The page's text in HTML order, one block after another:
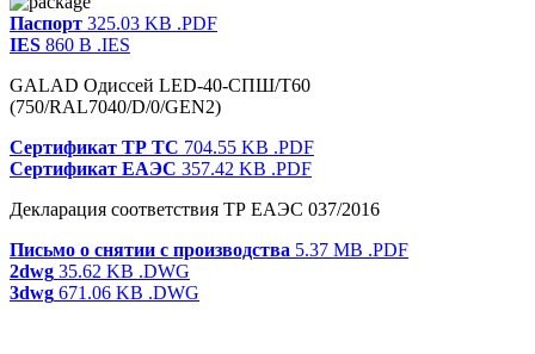
Паспорт 325.03 KB .PDF
IES 860 B .IES
GALAD Одиссей LED-40-СПШ/Т60
(750/RAL7040/D/0/GEN2)
Сертификат ТР ТС 704.55 KB .PDF
Сертификат ЕАЭС 357.42 KB .PDF
Декларация соответствия ТР ЕАЭС 037/2016
Письмо о снятии с производства 5.37 MB .PDF
2dwg 35.62 KB .DWG
3dwg 671.06 KB .DWG